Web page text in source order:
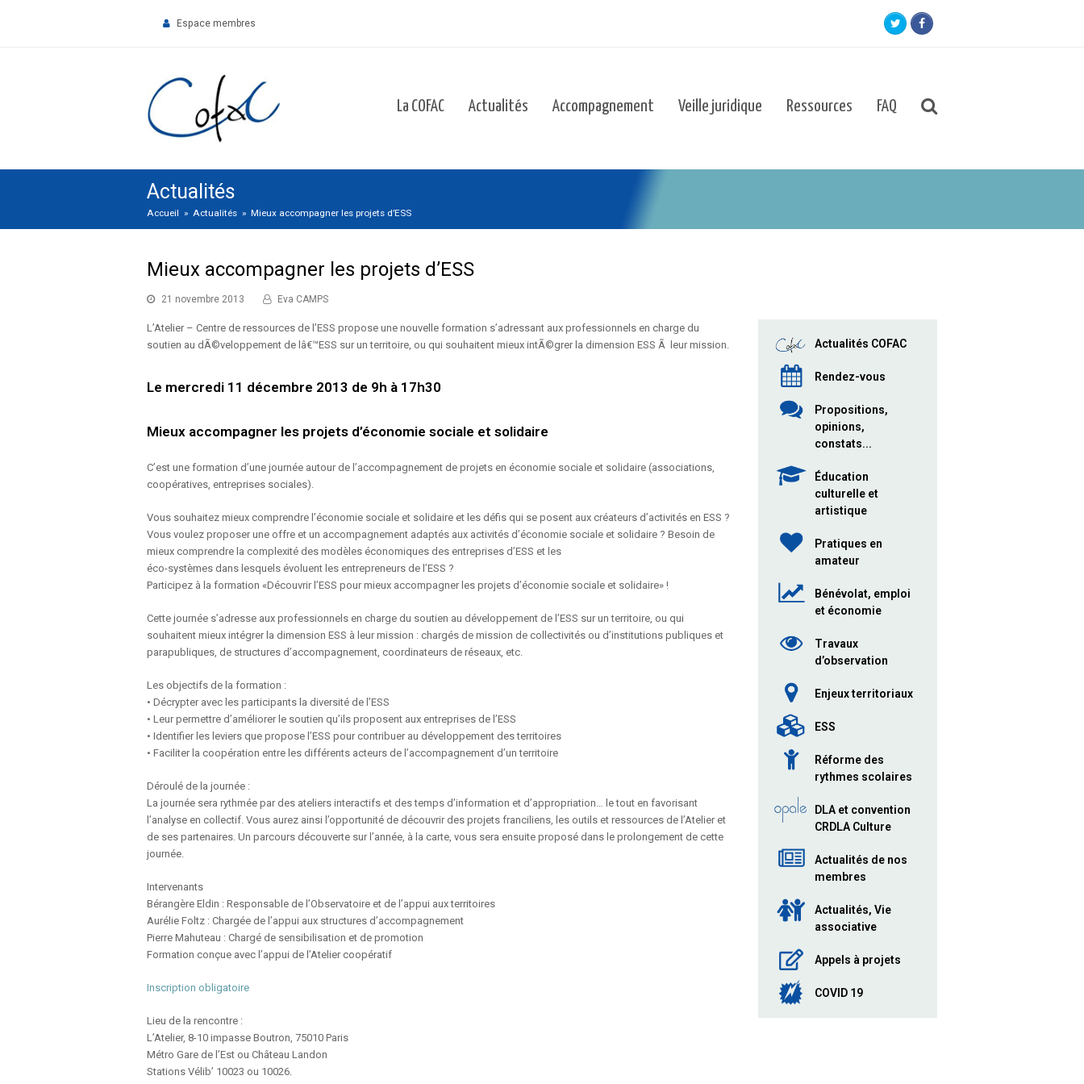
Espace membres TwitterFacebook
La COFAC Actualités Accompagnement Veille juridique Ressources FAQ
Actualités
Accueil » Actualités » Mieux accompagner les projets d’ESS
Mieux accompagner les projets d’ESS
21 novembre 2013 Eva CAMPS
L’Atelier – Centre de ressources de l’ESS propose une nouvelle formation s’adressant aux professionnels en charge du
soutien au dÃ©veloppement de lâ€™ESS sur un territoire, ou qui souhaitent mieux intÃ©grer la dimension ESS Ã leur mission.
Le mercredi 11 décembre 2013 de 9h à 17h30
Mieux accompagner les projets d’économie sociale et solidaire
C’est une formation d’une journée autour de l’accompagnement de projets en économie sociale et solidaire (associations,
coopératives, entreprises sociales).
Vous souhaitez mieux comprendre l’économie sociale et solidaire et les défis qui se posent aux créateurs d’activités en ESS ?
Vous voulez proposer une offre et un accompagnement adaptés aux activités d’économie sociale et solidaire ? Besoin de
mieux comprendre la complexité des modèles économiques des entreprises d’ESS et les
éco-systèmes dans lesquels évoluent les entrepreneurs de l’ESS ?
Participez à la formation «Découvrir l’ESS pour mieux accompagner les projets d’économie sociale et solidaire» !
Cette journée s’adresse aux professionnels en charge du soutien au développement de l’ESS sur un territoire, ou qui
souhaitent mieux intégrer la dimension ESS à leur mission : chargés de mission de collectivités ou d’institutions publiques et
parapubliques, de structures d’accompagnement, coordinateurs de réseaux, etc.
Les objectifs de la formation :
• Décrypter avec les participants la diversité de l’ESS
• Leur permettre d’améliorer le soutien qu’ils proposent aux entreprises de l’ESS
• Identifier les leviers que propose l’ESS pour contribuer au développement des territoires
• Faciliter la coopération entre les différents acteurs de l’accompagnement d’un territoire
Déroulé de la journée :
La journée sera rythmée par des ateliers interactifs et des temps d’information et d’appropriation… le tout en favorisant
l’analyse en collectif. Vous aurez ainsi l’opportunité de découvrir des projets franciliens, les outils et ressources de l’Atelier et
de ses partenaires. Un parcours découverte sur l’année, à la carte, vous sera ensuite proposé dans le prolongement de cette
journée.
Intervenants
Bérangère Eldin : Responsable de l’Observatoire et de l’appui aux territoires
Aurélie Foltz : Chargée de l’appui aux structures d’accompagnement
Pierre Mahuteau : Chargé de sensibilisation et de promotion
Formation conçue avec l’appui de l’Atelier coopératif
Inscription obligatoire
Lieu de la rencontre :
L’Atelier, 8-10 impasse Boutron, 75010 Paris
Métro Gare de l’Est ou Château Landon
Stations Vélib’ 10023 ou 10026.
Actualités COFAC
Rendez-vous
Propositions,
opinions,
constats...
Éducation
culturelle et
artistique
Pratiques en
amateur
Bénévolat, emploi
et économie
Travaux
d’observation
Enjeux territoriaux
ESS
Réforme des
rythmes scolaires
DLA et convention
CRDLA Culture
Actualités de nos
membres
Actualités, Vie
associative
Appels à projets
COVID 19